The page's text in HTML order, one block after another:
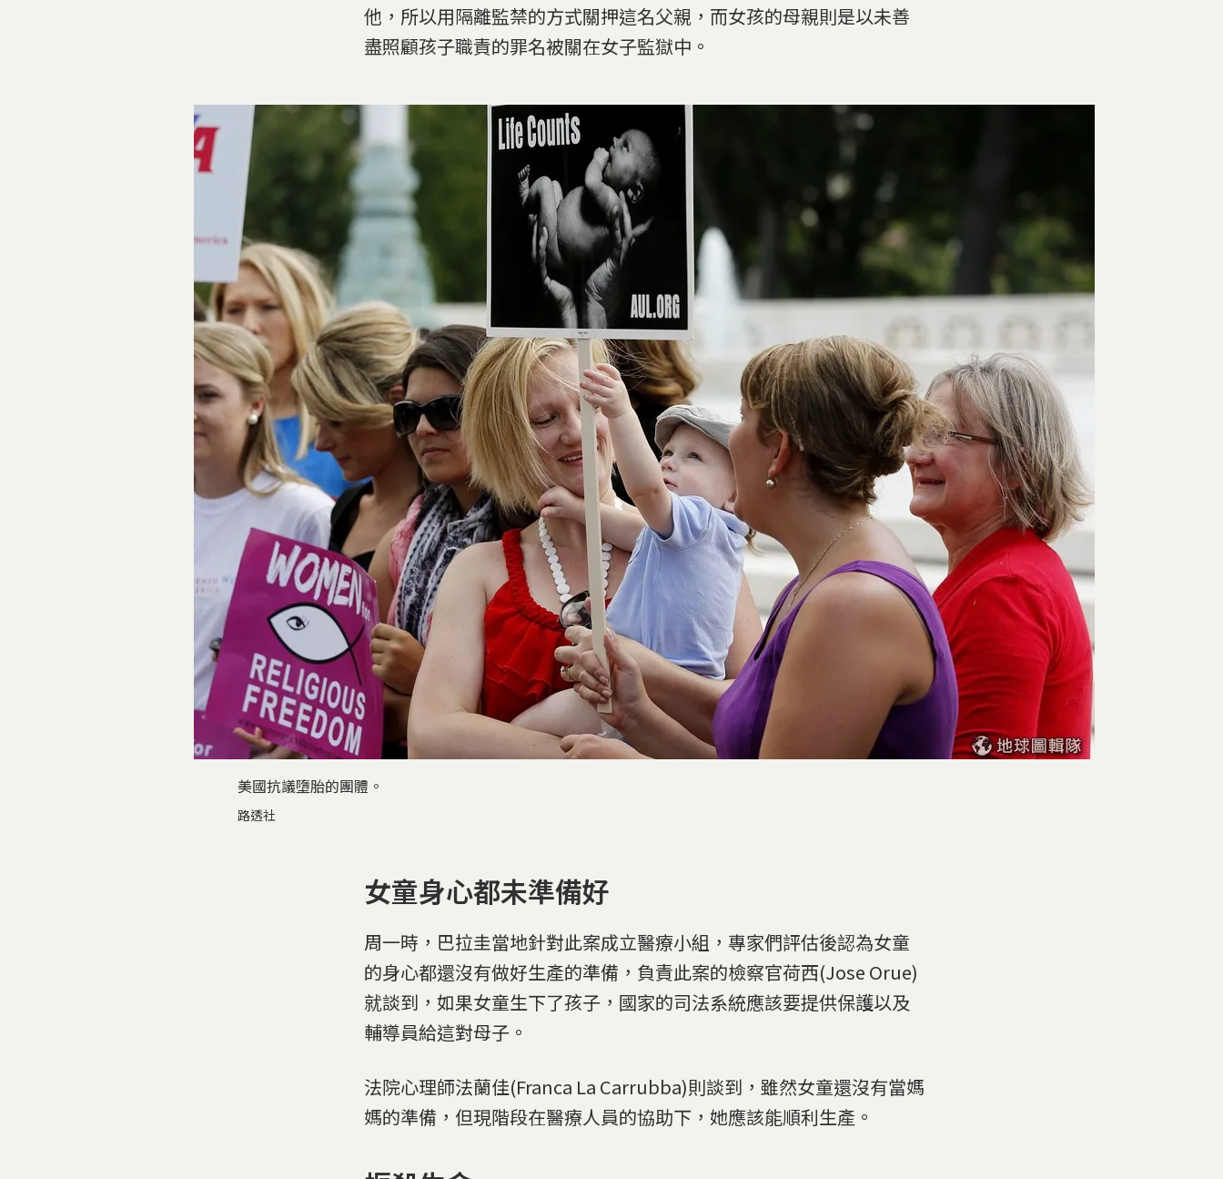
他，所以用隔離監禁的方式關押這名父親，而女孩的母親則是以未善
盡照顧孩子職責的罪名被關在女子監獄中。
美國抗議墮胎的團體。
路透社
女童身心都未準備好
周一時，巴拉圭當地針對此案成立醫療小組，專家們評估後認為女童
的身心都還沒有做好生產的準備，負責此案的檢察官荷西(Jose Orue)
就談到，如果女童生下了孩子，國家的司法系統應該要提供保護以及
輔導員給這對母子。
法院心理師法蘭佳(Franca La Carrubba)則談到，雖然女童還沒有當媽
媽的準備，但現階段在醫療人員的協助下，她應該能順利生產。